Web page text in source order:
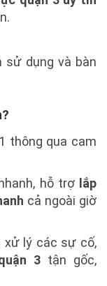
sử dụng và bàn
thông qua cam
hỗ trợ lắp
cả ngoài giờ
xử lý các sự cố,
3tận gốc,